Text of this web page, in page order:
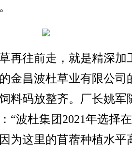
往前走，就是精深加
金昌波杜草业有限公司
料码放整齐。厂长姚军
“波杜集团2021年选择
为这里的苜蓿种植水平